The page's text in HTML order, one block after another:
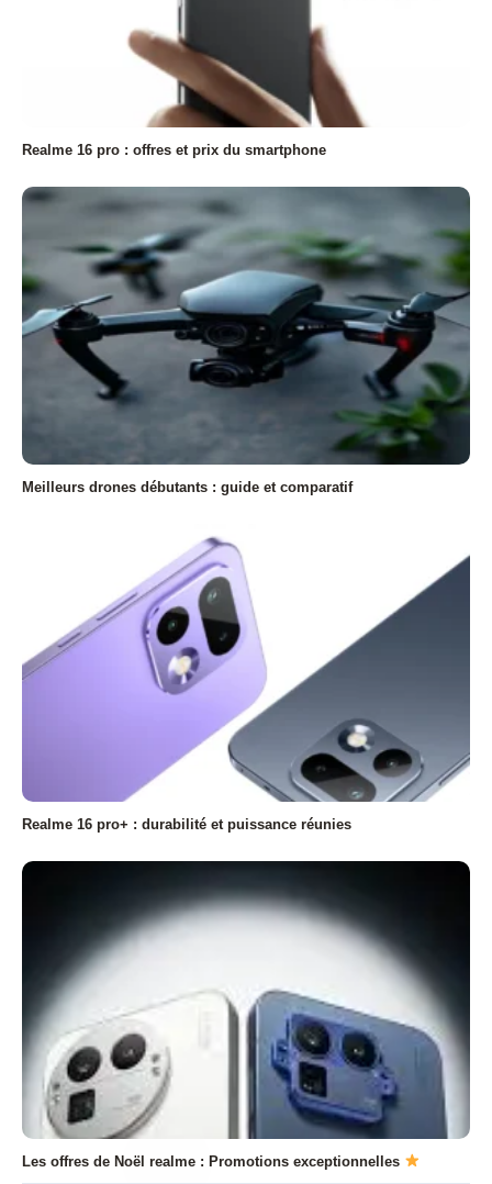
Realme 16 pro : offres et prix du smartphone
Meilleurs drones débutants : guide et comparatif
Realme 16 pro+ : durabilité et puissance réunies
Les offres de Noël realme : Promotions exceptionnelles